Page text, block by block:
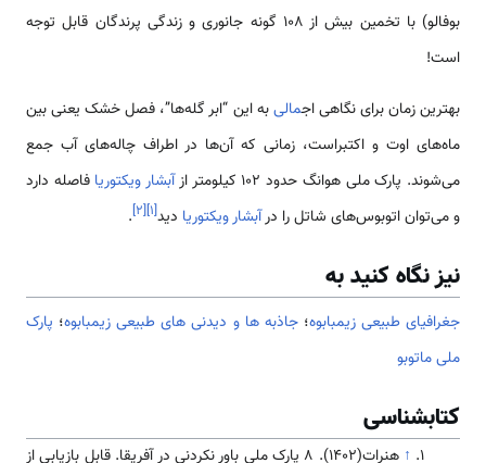
بوفالو) با تخمین بیش از 108 گونه جانوری و زندگی پرندگان قابل توجه
است!
بهترین زمان برای نگاهی اجمالیبه این “ابر گله‌ها”، فصل خشک یعنی بین
ماه‌های اوت و اکتبراست، زمانی که آن‌ها در اطراف چاله‌های آب جمع
می‌شوند. پارک ملی هوانگ حدود 102 کیلومتر از
آبشار ویکتوریا فاصله دارد
و می‌توان اتوبوس‌های شاتل را درآبشار ویکتوریا دید[۱]
[۲]
.
نیز نگاه کنید به
جغرافیای طبیعی زیمبابوه؛جاذبه ها و دیدنی های طبیعی زیمبابوه؛ پارک
ملی ماتوبو
کتابشناسی
↑ هنرات(1402). 8 پارک ملی باور نکردنی در آفریقا. قابل بازیابی از